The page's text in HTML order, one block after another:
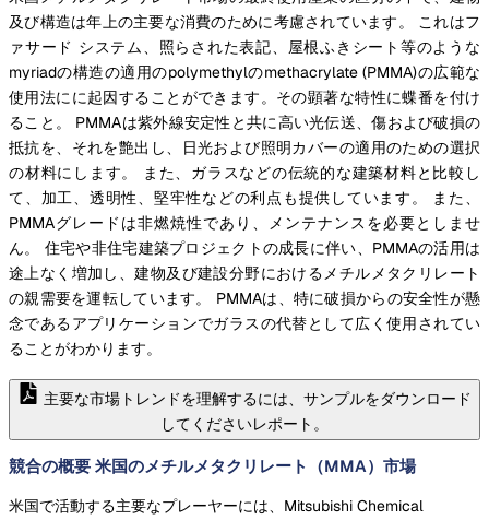
及び構造は年上の主要な消費のために考慮されています。 これはフ
ァサード システム、照らされた表記、屋根ふきシート等のような
myriadの構造の適用のpolymethylのmethacrylate (PMMA)の広範な
使用法にに起因することができます。その顕著な特性に蝶番を付け
ること。 PMMAは紫外線安定性と共に高い光伝送、傷および破損の
抵抗を、それを艶出し、日光および照明カバーの適用のための選択
の材料にします。 また、ガラスなどの伝統的な建築材料と比較し
て、加工、透明性、堅牢性などの利点も提供しています。 また、
PMMAグレードは非燃焼性であり、メンテナンスを必要としませ
ん。 住宅や非住宅建築プロジェクトの成長に伴い、PMMAの活用は
途上なく増加し、建物及び建設分野におけるメチルメタクリレート
の親需要を運転しています。 PMMAは、特に破損からの安全性が懸
念であるアプリケーションでガラスの代替として広く使用されてい
ることがわかります。
主要な市場トレンドを理解するには、サンプルをダウンロード
してくださいレポート。
競合の概要 米国のメチルメタクリレート（MMA）市場
米国で活動する主要なプレーヤーには、Mitsubishi Chemical